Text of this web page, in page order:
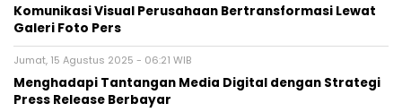
Komunikasi Visual Perusahaan Bertransformasi Lewat
Galeri Foto Pers
Jumat, 15 Agustus 2025 - 06:21 WIB
Menghadapi Tantangan Media Digital dengan Strategi
Press Release Berbayar